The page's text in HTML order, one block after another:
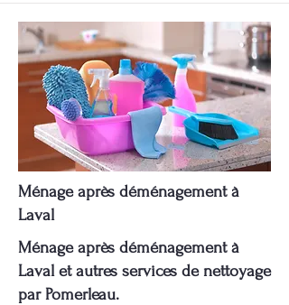
Ménage après déménagement à
Laval
Ménage après déménagement à
Laval et autres services de nettoyage
par Pomerleau.